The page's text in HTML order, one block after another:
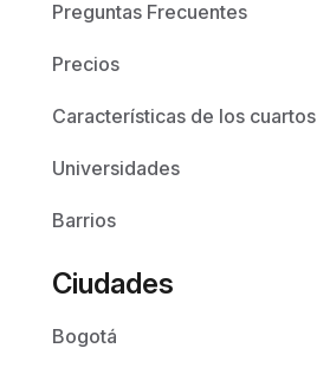
Preguntas Frecuentes
Precios
Características de los cuartos
Universidades
Barrios
Ciudades
Bogotá